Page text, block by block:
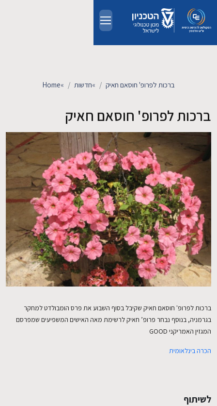
EN
מחקר
חדשות ואירועים
קשרי תעשייה
צרו קשר
Home» חדשות» ברכות לפרופ' חוסאם חאיק
ברכות לפרופ' חוסאם חאיק
ברכות לפרופ' חוסאם חאיק שקיבל בסוף השבוע את פרס הומבולדט למחקר
בגרמניה, בנוסף נבחר פרופ’ חאיק לרשימת מאה האישים המשפיעים שמפרסם
המגזין האמריקני GOOD
הכרה בינלאומית
לשיתוף